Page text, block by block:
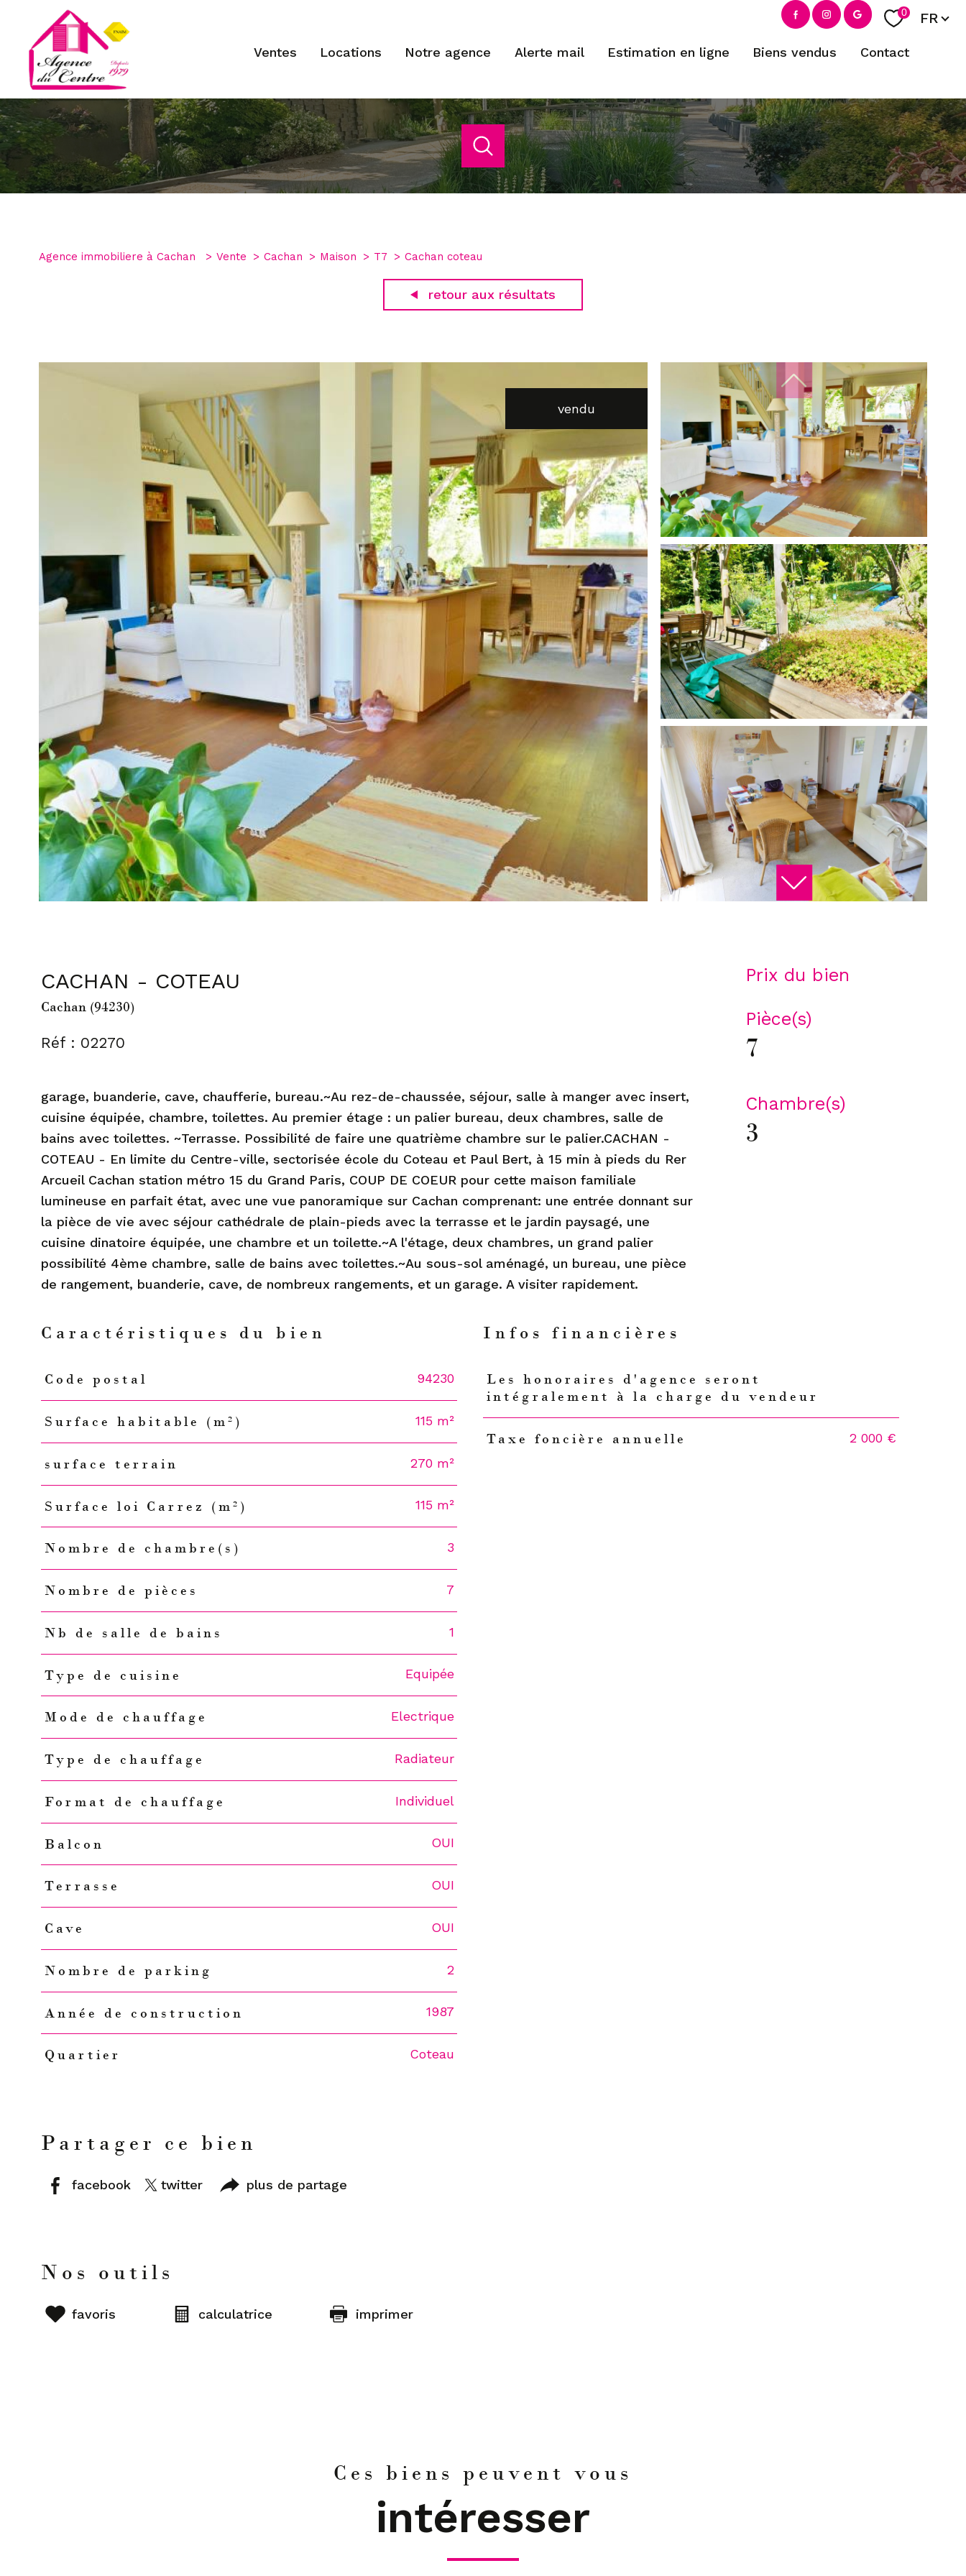
0 FR
ventes locations notre agence alerte mail estimation en ligne biens vendus contact
acheter
de l'immo pro
estimer
7 Pièces
Agence immobiliere à Cachan Vente Cachan Maison T7 Cachan coteau
retour aux résultats
vendu
CACHAN - COTEAU
Cachan (94230)
Réf : 02270
garage, buanderie, cave, chaufferie, bureau.~Au rez-de-chaussée, séjour, salle à manger avec insert,
cuisine équipée, chambre, toilettes. Au premier étage : un palier bureau, deux chambres, salle de
bains avec toilettes. ~Terrasse. Possibilité de faire une quatrième chambre sur le palier.CACHAN -
COTEAU - En limite du Centre-ville, sectorisée école du Coteau et Paul Bert, à 15 min à pieds du Rer
Arcueil Cachan station métro 15 du Grand Paris, COUP DE COEUR pour cette maison familiale
lumineuse en parfait état, avec une vue panoramique sur Cachan comprenant: une entrée donnant sur
la pièce de vie avec séjour cathédrale de plain-pieds avec la terrasse et le jardin paysagé, une
cuisine dinatoire équipée, une chambre et un toilette.~A l'étage, deux chambres, un grand palier
possibilité 4ème chambre, salle de bains avec toilettes.~Au sous-sol aménagé, un bureau, une pièce
Prix du bien
Pièce(s)
7
Chambre(s)
3
Caractéristiques du bien
Caractéristiques
Code postal 94230
Surface habitable (m²) 115 m²
surface terrain 270 m²
Surface loi Carrez (m²) 115 m²
Nombre de chambre(s) 3
Nombre de pièces 7
Nb de salle de bains 1
Type de cuisine Equipée
Mode de chauffage Electrique
Type de chauffage Radiateur
Format de chauffage Individuel
Balcon OUI
Terrasse OUI
Cave OUI
Nombre de parking 2
Année de construction 1987
Quartier Coteau
Infos financières
Caractéristiques Valeurs
Les honoraires d'agence seront
intégralement à la charge du vendeur
Taxe foncière annuelle 2 000 €
Partager ce bien
facebook twitter plus de partage
Nos outils
favoris calculatrice imprimer
Ces biens peuvent vous
intéresser